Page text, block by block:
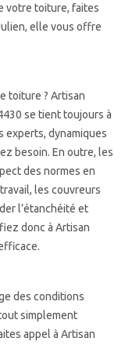
votre toiture, faites
elle vous offre
toiture ? Artisan
se tient toujours à
experts, dynamiques
besoin. En outre, les
des normes en
les couvreurs
l’étanchéité et
donc à Artisan
des conditions
simplement
appel à Artisan